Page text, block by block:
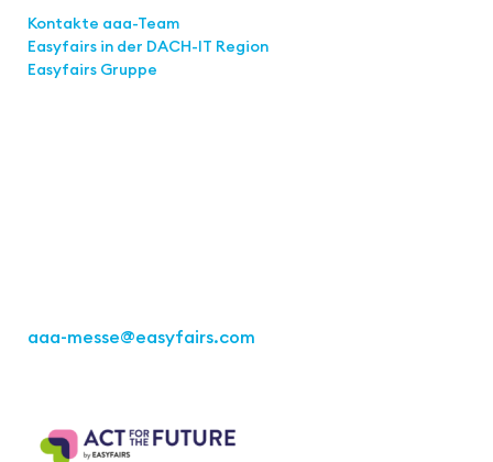
Kontakte aaa-Team
Easyfairs in der DACH-IT Region
Easyfairs Gruppe
aaa-messe@easyfairs.com